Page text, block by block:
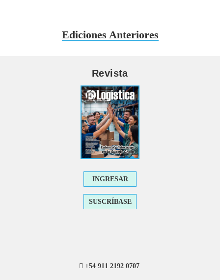
Ediciones Anteriores
Revista
INGRESAR
SUSCRÍBASE
+54 911 2192 0707